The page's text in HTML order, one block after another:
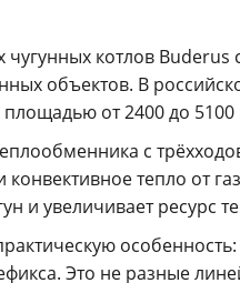
котлов Buderus
объектов. В
площадью от 2400 до 5100
с
тепло от
и увеличивает ресурс
Это не разные